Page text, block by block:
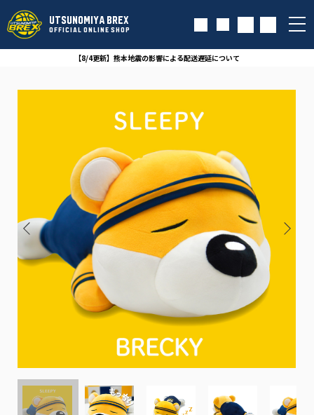
UTSUNOMIYA BREX
OFFICIAL ONLINE SHOP
【8/4更新】熊本地震の影響による配送遅延について